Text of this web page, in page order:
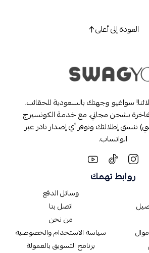
العودة إلى أعلى
سواغيو وجهتك بالسعودية للحقائب،
بشحن مجاني. مع خدمة الكونسيرج
إطلالتك ونوفر أي إصدار نادر عبر
الواتساب.
روابط تهمك
وسائل الدفع
اتصل بنا
من نحن
سياسة الاستخدام والخصوصية
برنامج التسويق بالعمولة